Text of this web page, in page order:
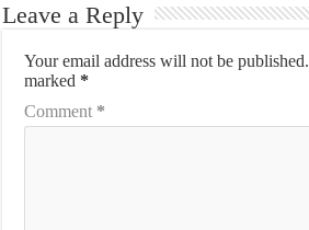
Leave a Reply
Your email address will not be published.
marked *
Comment *